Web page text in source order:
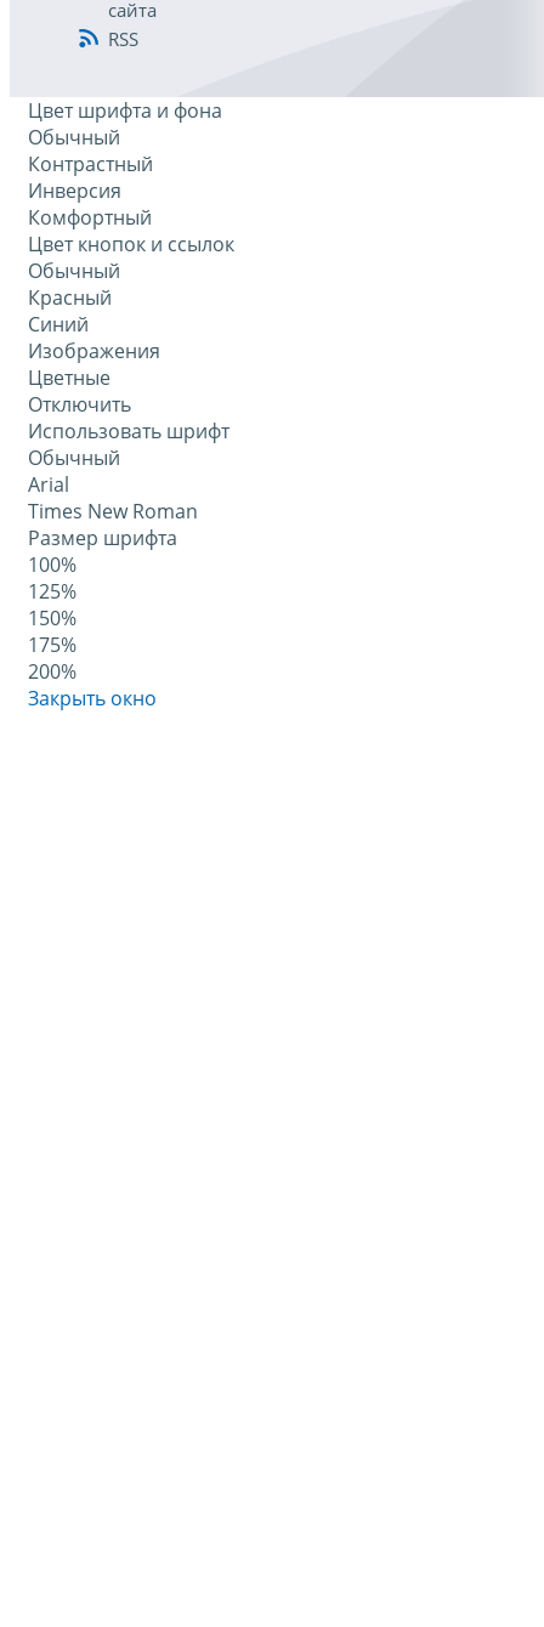
сайта
RSS
Цвет шрифта и фона
Обычный
Контрастный
Инверсия
Комфортный
Цвет кнопок и ссылок
Обычный
Красный
Синий
Изображения
Цветные
Отключить
Использовать шрифт
Обычный
Arial
Times New Roman
Размер шрифта
100%
125%
150%
175%
200%
Закрыть окно